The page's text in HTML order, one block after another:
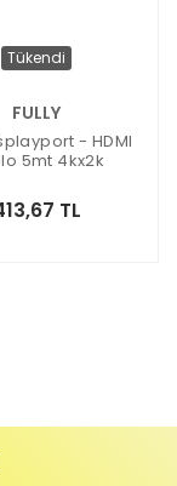
Tükendi
FULLY
- HDMI
5mt 4kx2k
TL